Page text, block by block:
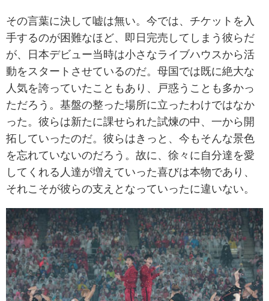
その言葉に決して嘘は無い。今では、チケットを入
手するのが困難なほど、即日完売してしまう彼らだ
が、日本デビュー当時は小さなライブハウスから活
動をスタートさせているのだ。母国では既に絶大な
人気を誇っていたこともあり、戸惑うことも多かっ
ただろう。基盤の整った場所に立ったわけではなか
った。彼らは新たに課せられた試煉の中、一から開
拓していったのだ。彼らはきっと、今もそんな景色
を忘れていないのだろう。故に、徐々に自分達を愛
してくれる人達が増えていった喜びは本物であり、
それこそが彼らの支えとなっていったに違いない。